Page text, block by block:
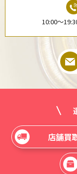
10:00〜
店舗買